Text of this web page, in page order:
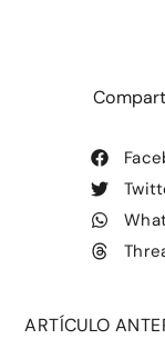
ARTÍCULO